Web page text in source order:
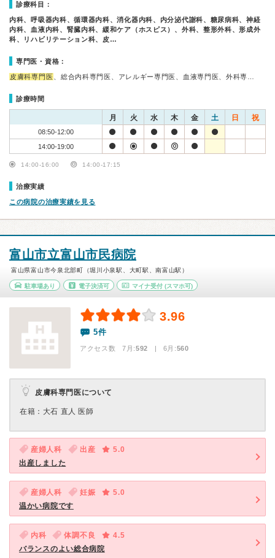
診療科目：
内科、呼吸器内科、循環器内科、消化器内科、内分泌代謝科、糖尿病科、神経
内科、血液内科、腎臓内科、緩和ケア（ホスピス）、外科、整形外科、形成外
科、リハビリテーション科、皮…
専門医・資格：
皮膚科専門医 、総合内科専門医、アレルギー専門医、血液専門医、外科専…
診療時間
月 火 水 木 金 土 日 祝
08:50-12:00
14:00-19:00
14:00-16:00 14:00-17:15
治療実績
この病院の治療実績を見る
富山市立富山市民病院
富山県富山市今泉北部町（堀川小泉駅、大町駅、南富山駅）
駐車場あり 電子決済可 マイナ受付 (スマホ可)
3.96
5件
アクセス数 7月:592 | 6月:560
皮膚科専門医について
在籍：大石 直人 医師
産婦人科 出産
5.0
出産しました
産婦人科 妊娠
5.0
温かい病院です
内科 体調不良
4.5
バランスのよい総合病院